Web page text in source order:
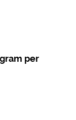
per